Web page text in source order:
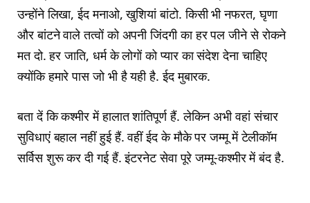
उन्होंने लिखा, ईद मनाओ, खुशियां बांटो. किसी भी नफरत, घृणा
और बांटने वाले तत्वों को अपनी जिंदगी का हर पल जीने से रोकने
मत दो. हर जाति, धर्म के लोगों को प्यार का संदेश देना चाहिए
क्योंकि हमारे पास जो भी है यही है. ईद मुबारक.
बता दें कि कश्मीर में हालात शांतिपूर्ण हैं. लेकिन अभी वहां संचार
सुविधाएं बहाल नहीं हुई हैं. वहीं ईद के मौके पर जम्मू में टेलीकॉम
सर्विस शुरू कर दी गई हैं. इंटरनेट सेवा पूरे जम्मू-कश्मीर में बंद है.